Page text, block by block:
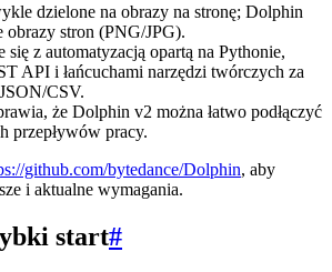
dzielone na obrazy na stronę; Dolphin
obrazy stron (PNG/JPG).
się z automatyzacją opartą na Pythonie,
API i łańcuchami narzędzi twórczych za
CSV.
że ​​Dolphin v2 można łatwo podłączyć
przepływów pracy.
github.com/bytedance/Dolphin, aby
i aktualne wymagania.
start#